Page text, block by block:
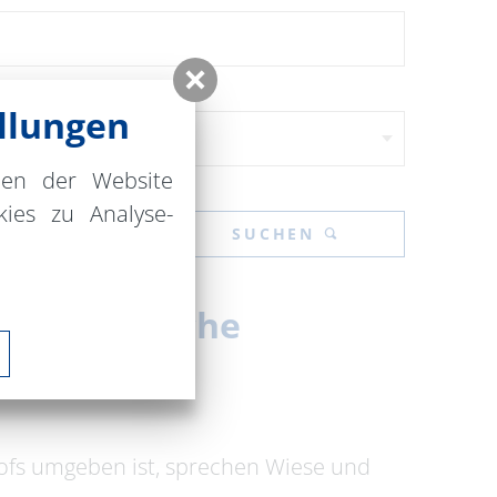
SUCHEN
Dorfkirche
umgeben ist, sprechen Wiese und
der Website
zu Analyse-